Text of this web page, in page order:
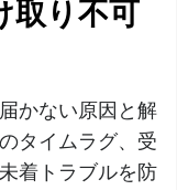
取り不可
かない原因と解
タイムラグ、受
着トラブルを防